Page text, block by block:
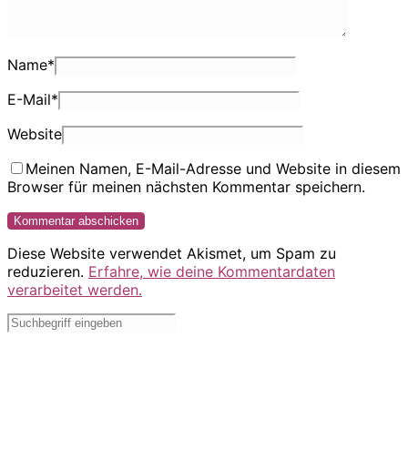
Name*
E-Mail*
Website
Meinen Namen, E-Mail-Adresse und Website in diesem
Browser für meinen nächsten Kommentar speichern.
Diese Website verwendet Akismet, um Spam zu
reduzieren. Erfahre, wie deine Kommentardaten
verarbeitet werden.